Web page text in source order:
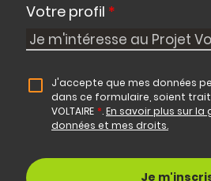
Votre profil *
J'accepte que mes données
dans ce formulaire, soient
VOLTAIRE *.En savoir plus sur la
données et mes droits.